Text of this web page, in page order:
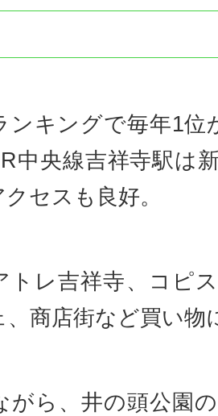
ンキングで毎年1位
中央線吉祥寺駅は
セスも良好。
トレ吉祥寺、コピ
商店街など買い物
がら、井の頭公園